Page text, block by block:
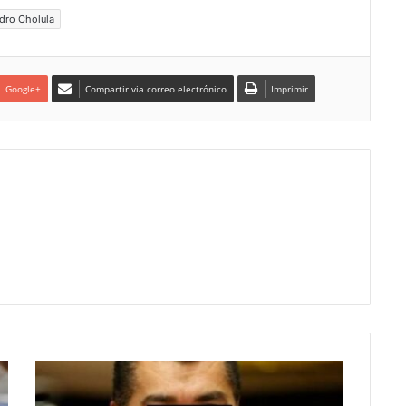
Cholula
Google+ Compartir via correo electrónico Imprimir